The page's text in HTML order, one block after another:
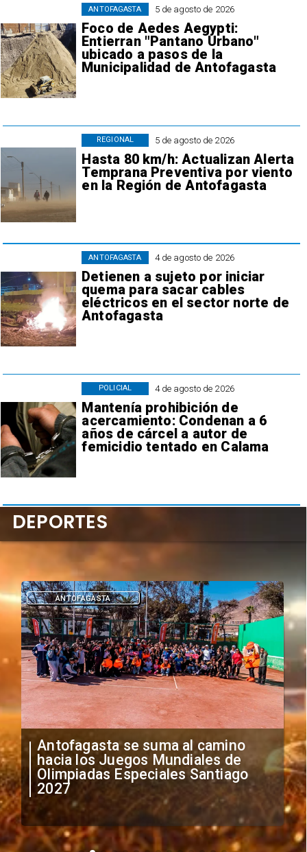
5 de agosto de 2026
Foco de Aedes Aegypti:
Entierran "Pantano Urbano"
ubicado a pasos de la
Municipalidad de Antofagasta
ANTOFAGASTA
5 de agosto de 2026
Hasta 80 km/h: Actualizan Alerta
Temprana Preventiva por viento
en la Región de Antofagasta
REGIONAL
4 de agosto de 2026
Detienen a sujeto por iniciar
quema para sacar cables
eléctricos en el sector norte de
Antofagasta
ANTOFAGASTA
4 de agosto de 2026
Mantenía prohibición de
acercamiento: Condenan a 6
años de cárcel a autor de
femicidio tentado en Calama
POLICIAL
"Falta de profesionalismo": Sifup
anuncia medidas por situación
irregular de futbolistas
extranjeros
DEPORTES
DEPORTES